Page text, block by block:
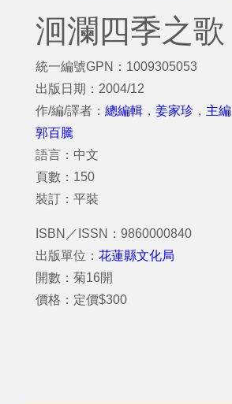
洄瀾四季之歌
統一編號GPN：1009305053
出版日期：2004/12
作/編/譯者： 總編輯 ， 姜家珍 ， 主編
郭百騰
語言：中文
頁數：150
裝訂：平裝
ISBN／ISSN：9860000840
出版單位： 花蓮縣文化局
開數：菊16開
價格：定價$300